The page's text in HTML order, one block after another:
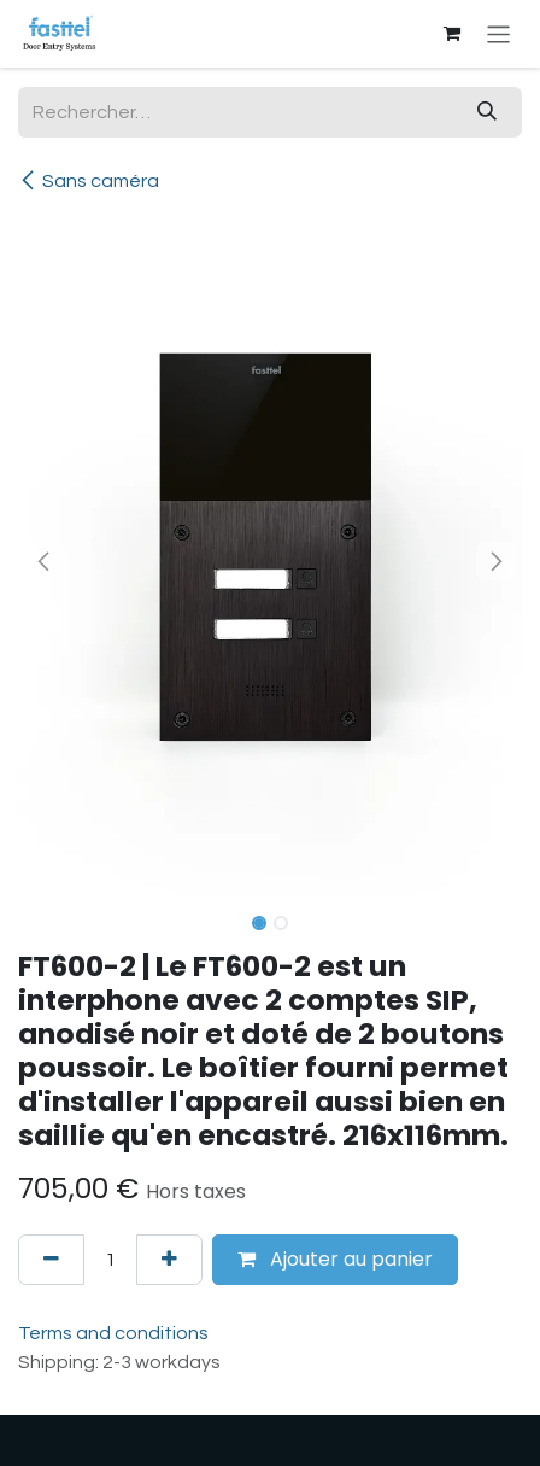
Se rendre au contenu
Sans caméra
FT600-2 | Le FT600-2 est un
interphone avec 2 comptes SIP,
anodisé noir et doté de 2 boutons
poussoir. Le boîtier fourni permet
d'installer l'appareil aussi bien en
saillie qu'en encastré. 216x116mm.
705,00 € Hors taxes
Ajouter au panier
Terms and conditions
Shipping: 2-3 workdays